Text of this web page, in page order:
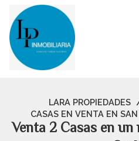
LARA PROPIEDADES
CASAS EN VENTA EN
Venta 2 Casas en